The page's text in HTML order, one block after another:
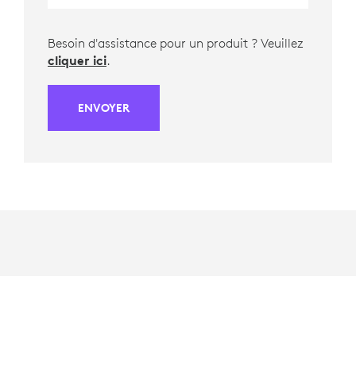
Besoin d'assistance pour un produit ? Veuillez
cliquer ici.
ENVOYER